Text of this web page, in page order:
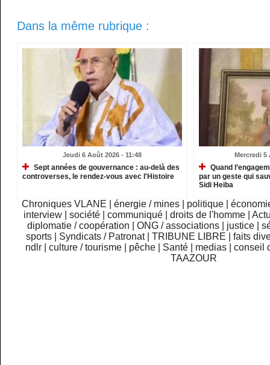
Dans la même rubrique :
Jeudi 6 Août 2026 - 11:48
Sept années de gouvernance : au-delà des
controverses, le rendez-vous avec l'Histoire
Mercredi 5
Quand
par un geste qui
Sidi Heiba
Chroniques VLANE énergie / mines politique
interview
|société |communiqué |droits de l'homme |
diplomatie / coopération
ONG / associations justice
sports
Syndicats / Patronat TRIBUNE LIBRE
faits
ndlr
|culture / tourisme pêche Santé medias |conseil
TAAZOUR